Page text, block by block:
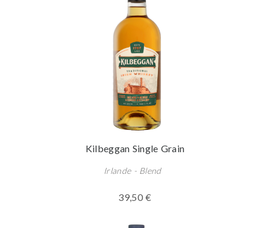
Kilbeggan Single Grain
Irlande - Blend
39,50 €